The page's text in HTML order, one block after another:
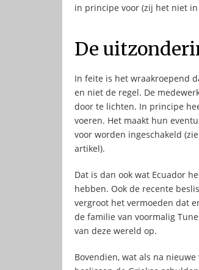
in principe voor (zij het niet in
De
In feite is het wraakroepend
en niet de regel. De
door te lichten. In principe
voeren. Het maakt hun
voor worden ingeschakeld
artikel).
Dat is dan ook wat Ecuador
hebben. Ook de recente
vergroot het vermoeden dat
de familie van voormalig
van deze wereld op.
Bovendien, wat als na